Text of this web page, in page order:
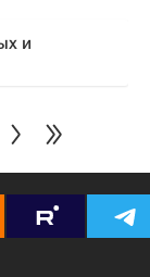
и